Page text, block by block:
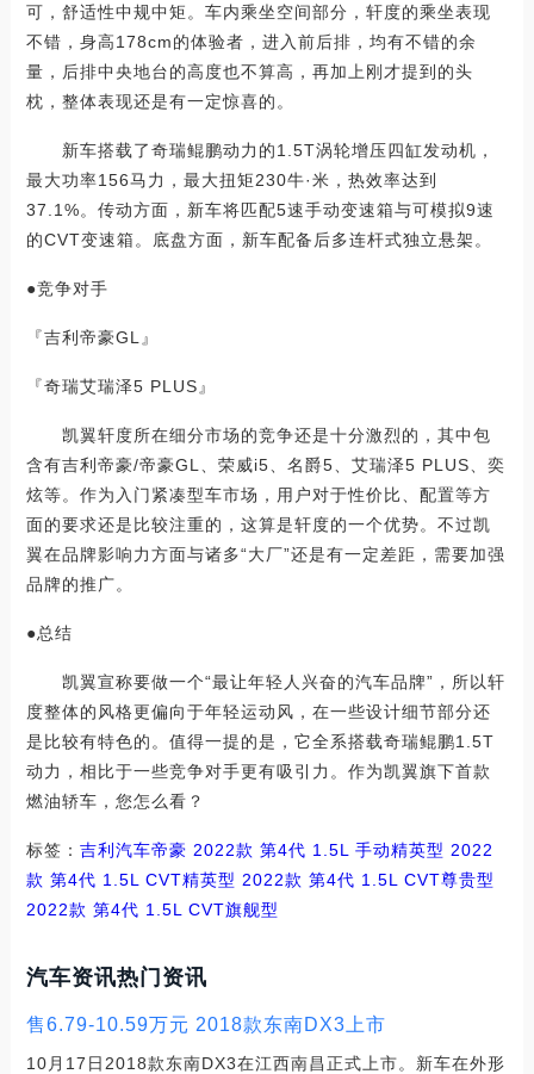
可，舒适性中规中矩。车内乘坐空间部分，轩度的乘坐表现
不错，身高178cm的体验者，进入前后排，均有不错的余
量，后排中央地台的高度也不算高，再加上刚才提到的头
枕，整体表现还是有一定惊喜的。
新车搭载了奇瑞鲲鹏动力的1.5T涡轮增压四缸发动机，
最大功率156马力，最大扭矩230牛·米，热效率达到
37.1%。传动方面，新车将匹配5速手动变速箱与可模拟9速
的CVT变速箱。底盘方面，新车配备后多连杆式独立悬架。
●竞争对手
『吉利帝豪GL』
『奇瑞艾瑞泽5 PLUS』
凯翼轩度所在细分市场的竞争还是十分激烈的，其中包
含有吉利帝豪/帝豪GL、荣威i5、名爵5、艾瑞泽5 PLUS、奕
炫等。作为入门紧凑型车市场，用户对于性价比、配置等方
面的要求还是比较注重的，这算是轩度的一个优势。不过凯
翼在品牌影响力方面与诸多“大厂”还是有一定差距，需要加强
品牌的推广。
●总结
凯翼宣称要做一个“最让年轻人兴奋的汽车品牌”，所以轩
度整体的风格更偏向于年轻运动风，在一些设计细节部分还
是比较有特色的。值得一提的是，它全系搭载奇瑞鲲鹏1.5T
动力，相比于一些竞争对手更有吸引力。作为凯翼旗下首款
燃油轿车，您怎么看？
标签： 吉利汽车帝豪 2022款 第4代 1.5L 手动精英型 2022
款 第4代 1.5L CVT精英型 2022款 第4代 1.5L CVT尊贵型
2022款 第4代 1.5L CVT旗舰型
汽车资讯热门资讯
售6.79-10.59万元 2018款东南DX3上市
10月17日2018款东南DX3在江西南昌正式上市。新车在外形